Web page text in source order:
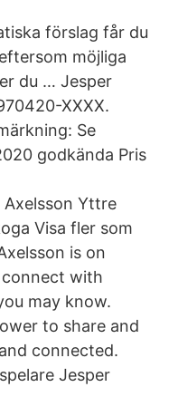
förslag får du
möjliga
du … Jesper
XXXX.
Se
godkända Pris
Yttre
Visa fler som
is on
with
may know.
to share and
connected.
Jesper